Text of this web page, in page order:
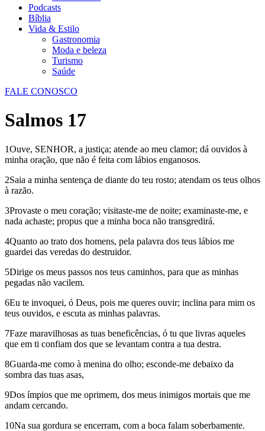
Podcasts
Bíblia
Vida & Estilo
Gastronomia
Moda e beleza
Turismo
Saúde
FALE CONOSCO
Salmos 17
1Ouve, SENHOR, a justiça; atende ao meu clamor; dá ouvidos à
minha oração, que não é feita com lábios enganosos.
2Saia a minha sentença de diante do teu rosto; atendam os teus olhos
à razão.
3Provaste o meu coração; visitaste-me de noite; examinaste-me, e
nada achaste; propus que a minha boca não transgredirá.
4Quanto ao trato dos homens, pela palavra dos teus lábios me
guardei das veredas do destruidor.
5Dirige os meus passos nos teus caminhos, para que as minhas
pegadas não vacilem.
6Eu te invoquei, ó Deus, pois me queres ouvir; inclina para mim os
teus ouvidos, e escuta as minhas palavras.
7Faze maravilhosas as tuas beneficências, ó tu que livras aqueles
que em ti confiam dos que se levantam contra a tua destra.
8Guarda-me como à menina do olho; esconde-me debaixo da
sombra das tuas asas,
9Dos ímpios que me oprimem, dos meus inimigos mortais que me
andam cercando.
10Na sua gordura se encerram, com a boca falam soberbamente.